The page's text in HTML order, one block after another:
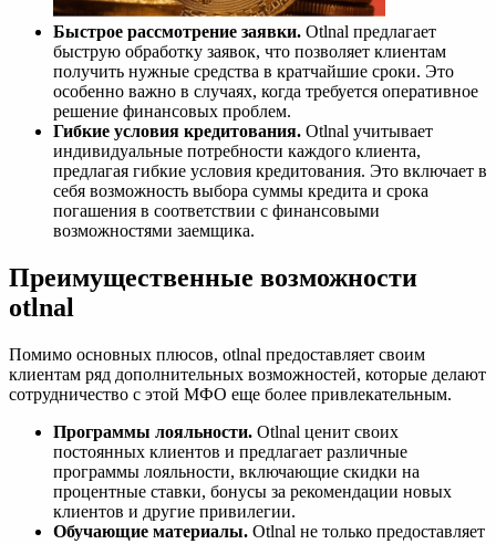
Быстрое рассмотрение заявки. Otlnal предлагает
быструю обработку заявок, что позволяет клиентам
получить нужные средства в кратчайшие сроки. Это
особенно важно в случаях, когда требуется оперативное
решение финансовых проблем.
Гибкие условия кредитования. Otlnal учитывает
индивидуальные потребности каждого клиента,
предлагая гибкие условия кредитования. Это включает в
себя возможность выбора суммы кредита и срока
погашения в соответствии с финансовыми
возможностями заемщика.
Преимущественные возможности
otlnal
Помимо основных плюсов, otlnal предоставляет своим
клиентам ряд дополнительных возможностей, которые делают
сотрудничество с этой МФО еще более привлекательным.
Программы лояльности. Otlnal ценит своих
постоянных клиентов и предлагает различные
программы лояльности, включающие скидки на
процентные ставки, бонусы за рекомендации новых
клиентов и другие привилегии.
Обучающие материалы. Otlnal не только предоставляет